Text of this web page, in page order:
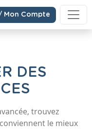
Mon Compte
DES
trouvez
le mieux